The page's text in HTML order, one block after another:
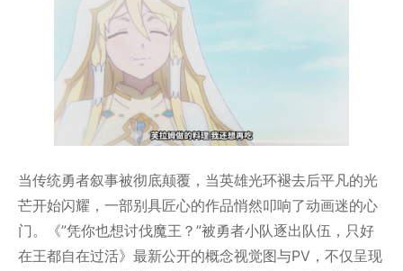
当传统勇者叙事被彻底颠覆，当英雄光环褪去后平凡的光
芒开始闪耀，一部别具匠心的作品悄然叩响了动画迷的心
门。《”凭你也想讨伐魔王？”被勇者小队逐出队伍，只好
在王都自在过活》最新公开的概念视觉图与PV，不仅呈现